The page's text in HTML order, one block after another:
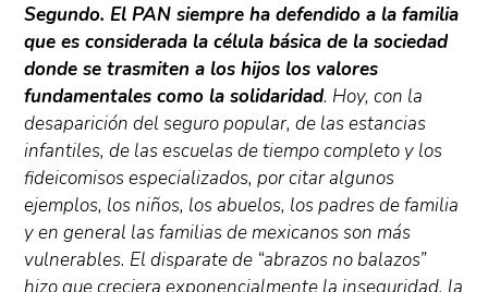
Segundo. El PAN siempre ha defendido a la familia
que es considerada la célula básica de la sociedad
donde se trasmiten a los hijos los valores
fundamentales como la solidaridad. Hoy, con la
desaparición del seguro popular, de las estancias
infantiles, de las escuelas de tiempo completo y los
fideicomisos especializados, por citar algunos
ejemplos, los niños, los abuelos, los padres de familia
y en general las familias de mexicanos son más
vulnerables. El disparate de “abrazos no balazos”